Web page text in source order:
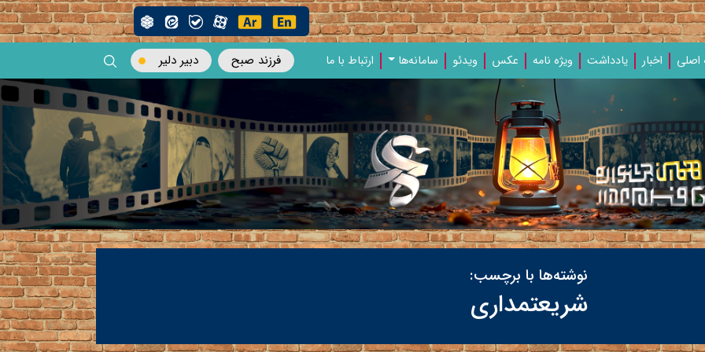
فرزند صبح دبیر دلیر اخبار یادداشت‌ ویژه‌ نامه‌ عکس ویدئو سامانه‌ها ارتباط با ما
نوشته‌ها با برچسب:
شریعتمداری